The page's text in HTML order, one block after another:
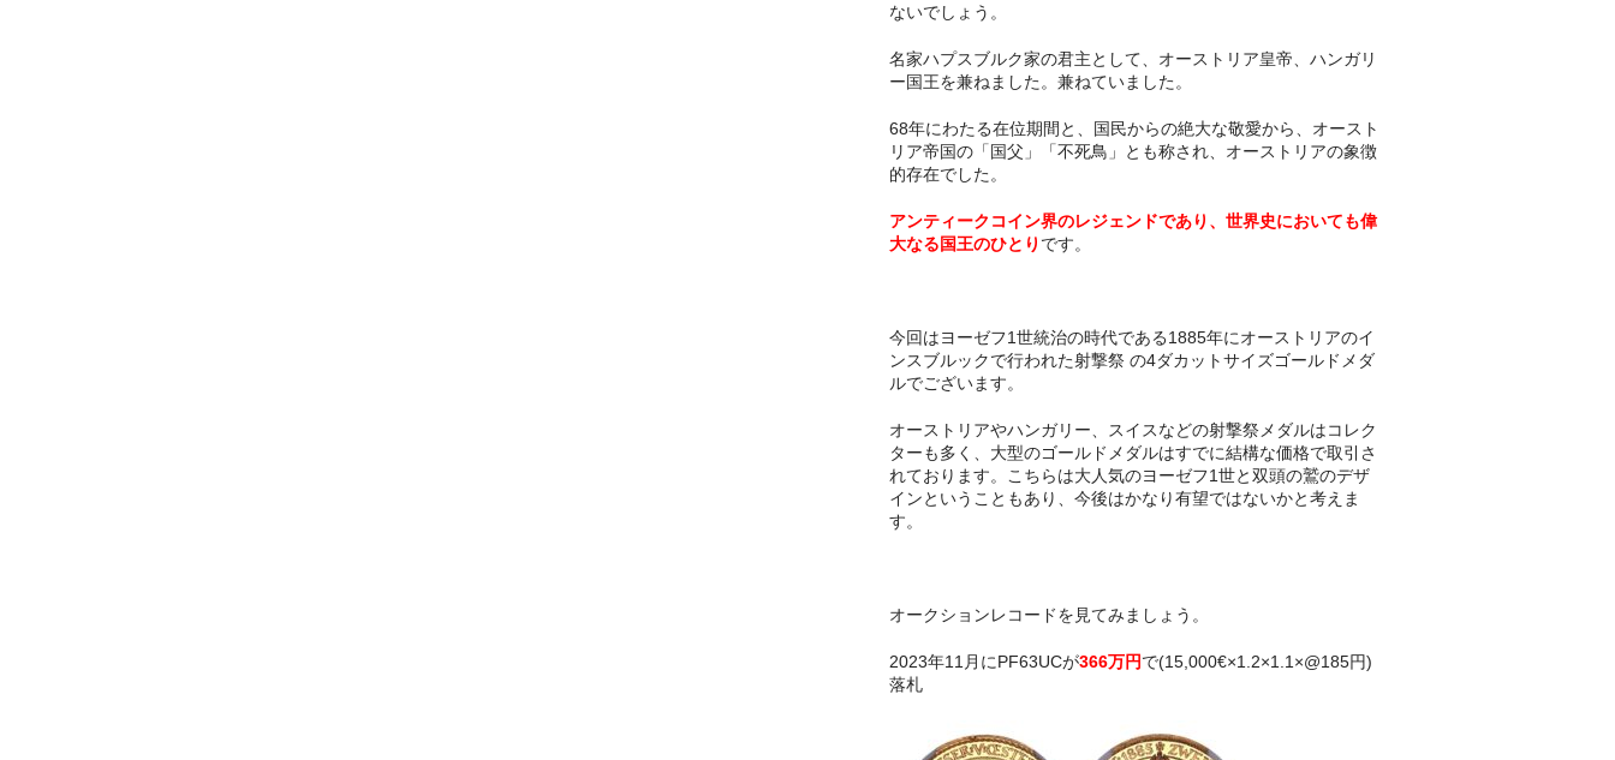
ないでしょう。
名家ハプスブルク家の君主として、オーストリア皇帝、ハンガリ
ー国王を兼ねました。兼ねていました。
68年にわたる在位期間と、国民からの絶大な敬愛から、オースト
リア帝国の「国父」「不死鳥」とも称され、オーストリアの象徴
的存在でした。
アンティークコイン界のレジェンドであり、世界史においても偉
大なる国王のひとり です。
今回はヨーゼフ1世統治の時代である1885年にオーストリアのイ
ンスブルックで行われた射撃祭 の4ダカットサイズゴールドメダ
ルでございます。
オーストリアやハンガリー、スイスなどの射撃祭メダルはコレク
ターも多く、大型のゴールドメダルはすでに結構な価格で取引さ
れております。こちらは大人気のヨーゼフ1世と双頭の鷲のデザ
インということもあり、今後はかなり有望ではないかと考えま
す。
オークションレコードを見てみましょう。
2023年11月にPF63UCが366万円で(15,000€×1.2×1.1×@185円)
落札